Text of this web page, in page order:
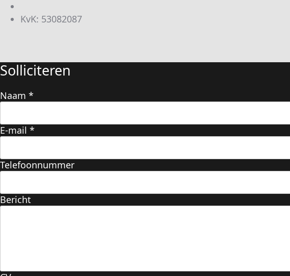
KvK: 53082087
Solliciteren
Naam *
E-mail *
Telefoonnummer
Bericht